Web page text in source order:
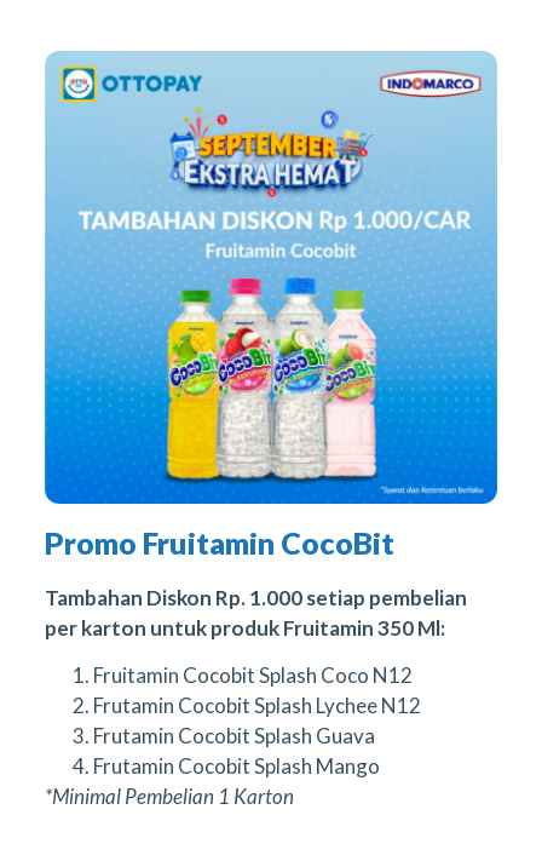
Promo Fruitamin CocoBit
Tambahan Diskon Rp. 1.000 setiap pembelian
per karton untuk produk Fruitamin 350 Ml:
Fruitamin Cocobit Splash Coco N12
Frutamin Cocobit Splash Lychee N12
Frutamin Cocobit Splash Guava
Frutamin Cocobit Splash Mango
*Minimal Pembelian 1 Karton